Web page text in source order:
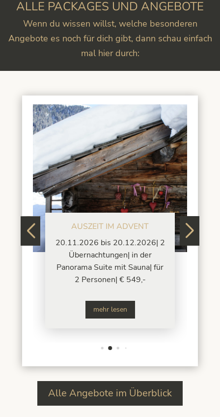
ALLE PACKAGES UND ANGEBOTE
Wenn du wissen willst, welche besonderen
Angebote es noch für dich gibt, dann schau einfach
mal hier durch:
AUSZEIT IM ADVENT
20.11.2026 bis 20.12.2026| 2
Übernachtungen| in der
Panorama Suite mit Sauna| für
2 Personen| € 549,-
mehr lesen
Alle Angebote im Überblick